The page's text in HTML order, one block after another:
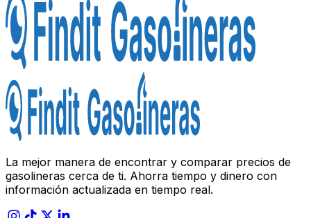
La mejor manera de encontrar y comparar precios de
gasolineras cerca de ti. Ahorra tiempo y dinero con
información actualizada en tiempo real.